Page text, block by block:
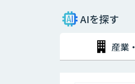
AIを探す
産業